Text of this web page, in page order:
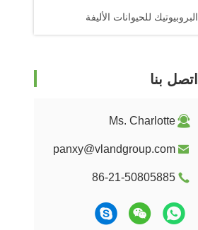
البروبيوتيك للحيوانات الأليفة
اتصل بنا
Ms. Charlotte
panxy@vlandgroup.com
86-21-50805885